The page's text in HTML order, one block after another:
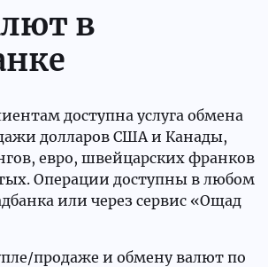
в
доступна услуга обмена
долларов США и Канады,
евро, швейцарских франков
Операции доступны в любом
или через сервис «Ощад
продаже и обмену валют по